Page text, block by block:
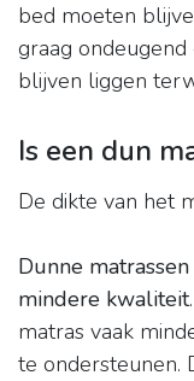
bed moeten
graag
blijven liggen
Is een dun
De dikte van het
Dunne
mindere kwaliteit
matras vaak
te ondersteunen.